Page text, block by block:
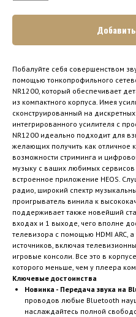
Побалуйте себя совершенством
помощью тонкопрофильного
NR1200, который обеспечивает
из компактного корпуса. Имея
сконструированный на
интегрированного усилителя с
NR1200 идеально подходит для
желающих получить как отличное
возможности стриминга и
музыку с ваших любимых
встроенное приложение HEOS.
радио, широкий спектр
проигрыватель винила к
поддерживает также новейший
входах и 1 выходе, чего вполне
телевизора с помощью HDMI ARC,
источников, включая
игровые консоли. Все это в
которого меньше, чем у плеера
Ключевые достоинства
Новинка - Передача звука на
проводов любые Bluetooth
наслаждайтесь полной